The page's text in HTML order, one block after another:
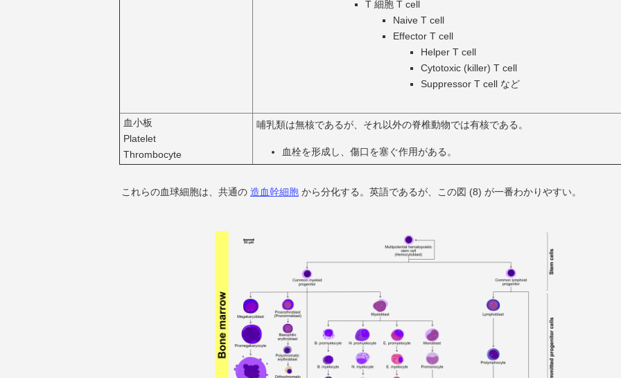
T 細胞 T cell
Naive T cell
Effector T cell
Helper T cell
Cytotoxic (killer) T cell
Suppressor T cell など
血小板
Platelet
Thrombocyte
哺乳類は無核であるが、それ以外の脊椎動物では有核である。
血栓を形成し、傷口を塞ぐ作用がある。
これらの血球細胞は、共通の 造血幹細胞 から分化する。英語であるが、この図 (8) が一番わかりやすい。